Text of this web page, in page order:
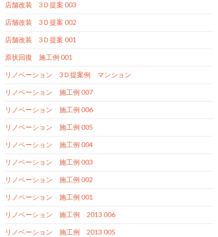
店舗改装 3Ｄ提案 003
店舗改装 3Ｄ提案 002
店舗改装 3Ｄ提案 001
原状回復 施工例 001
リノベーション 3Ｄ提案例 マンション
リノベーション 施工例 007
リノベーション 施工例 006
リノベーション 施工例 005
リノベーション 施工例 004
リノベーション 施工例 003
リノベーション 施工例 002
リノベーション 施工例 001
リノベーション 施工例 2013 006
リノベーション 施工例 2013 005